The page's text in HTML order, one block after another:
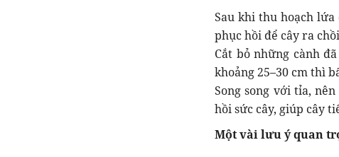
Sau khi thu hoạch
phục hồi để cây ra
Cắt bỏ những cành
khoảng 25–30 cm thì
Song song với tỉa,
hồi sức cây, giúp cây
Một vài lưu ý quan